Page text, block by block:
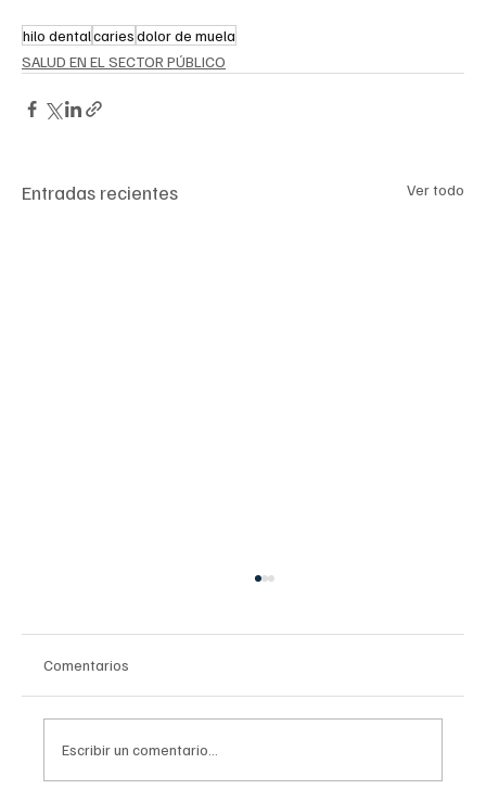
hilo dentalcariesdolor de muela
SALUD EN EL SECTOR PÚBLICO
Entradas recientes Ver todo
Comentarios
Escribir un comentario...